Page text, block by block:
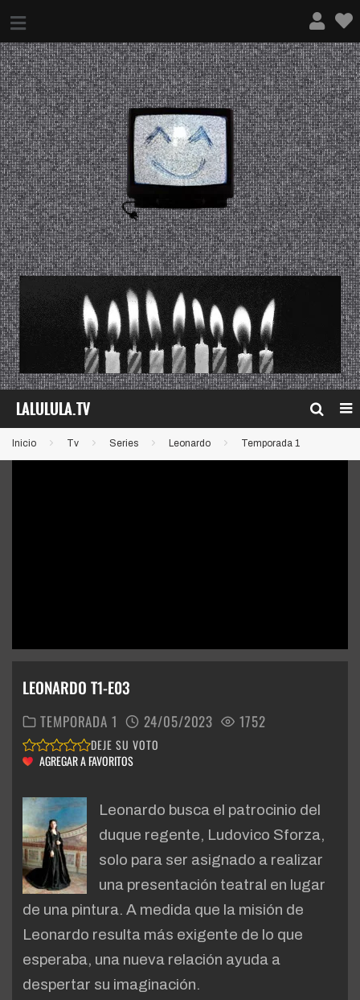
¿QUÉ ES ESTO?
Inicio Tv Series Leonardo Temporada 1
LEONARDO T1-E03
TEMPORADA 1 24/05/2023 1752
DEJE SU VOTO
AGREGAR A FAVORITOS
Leonardo busca el patrocinio del
duque regente, Ludovico Sforza,
solo para ser asignado a realizar
una presentación teatral en lugar
de una pintura. A medida que la misión de
Leonardo resulta más exigente de lo que
esperaba, una nueva relación ayuda a
despertar su imaginación.